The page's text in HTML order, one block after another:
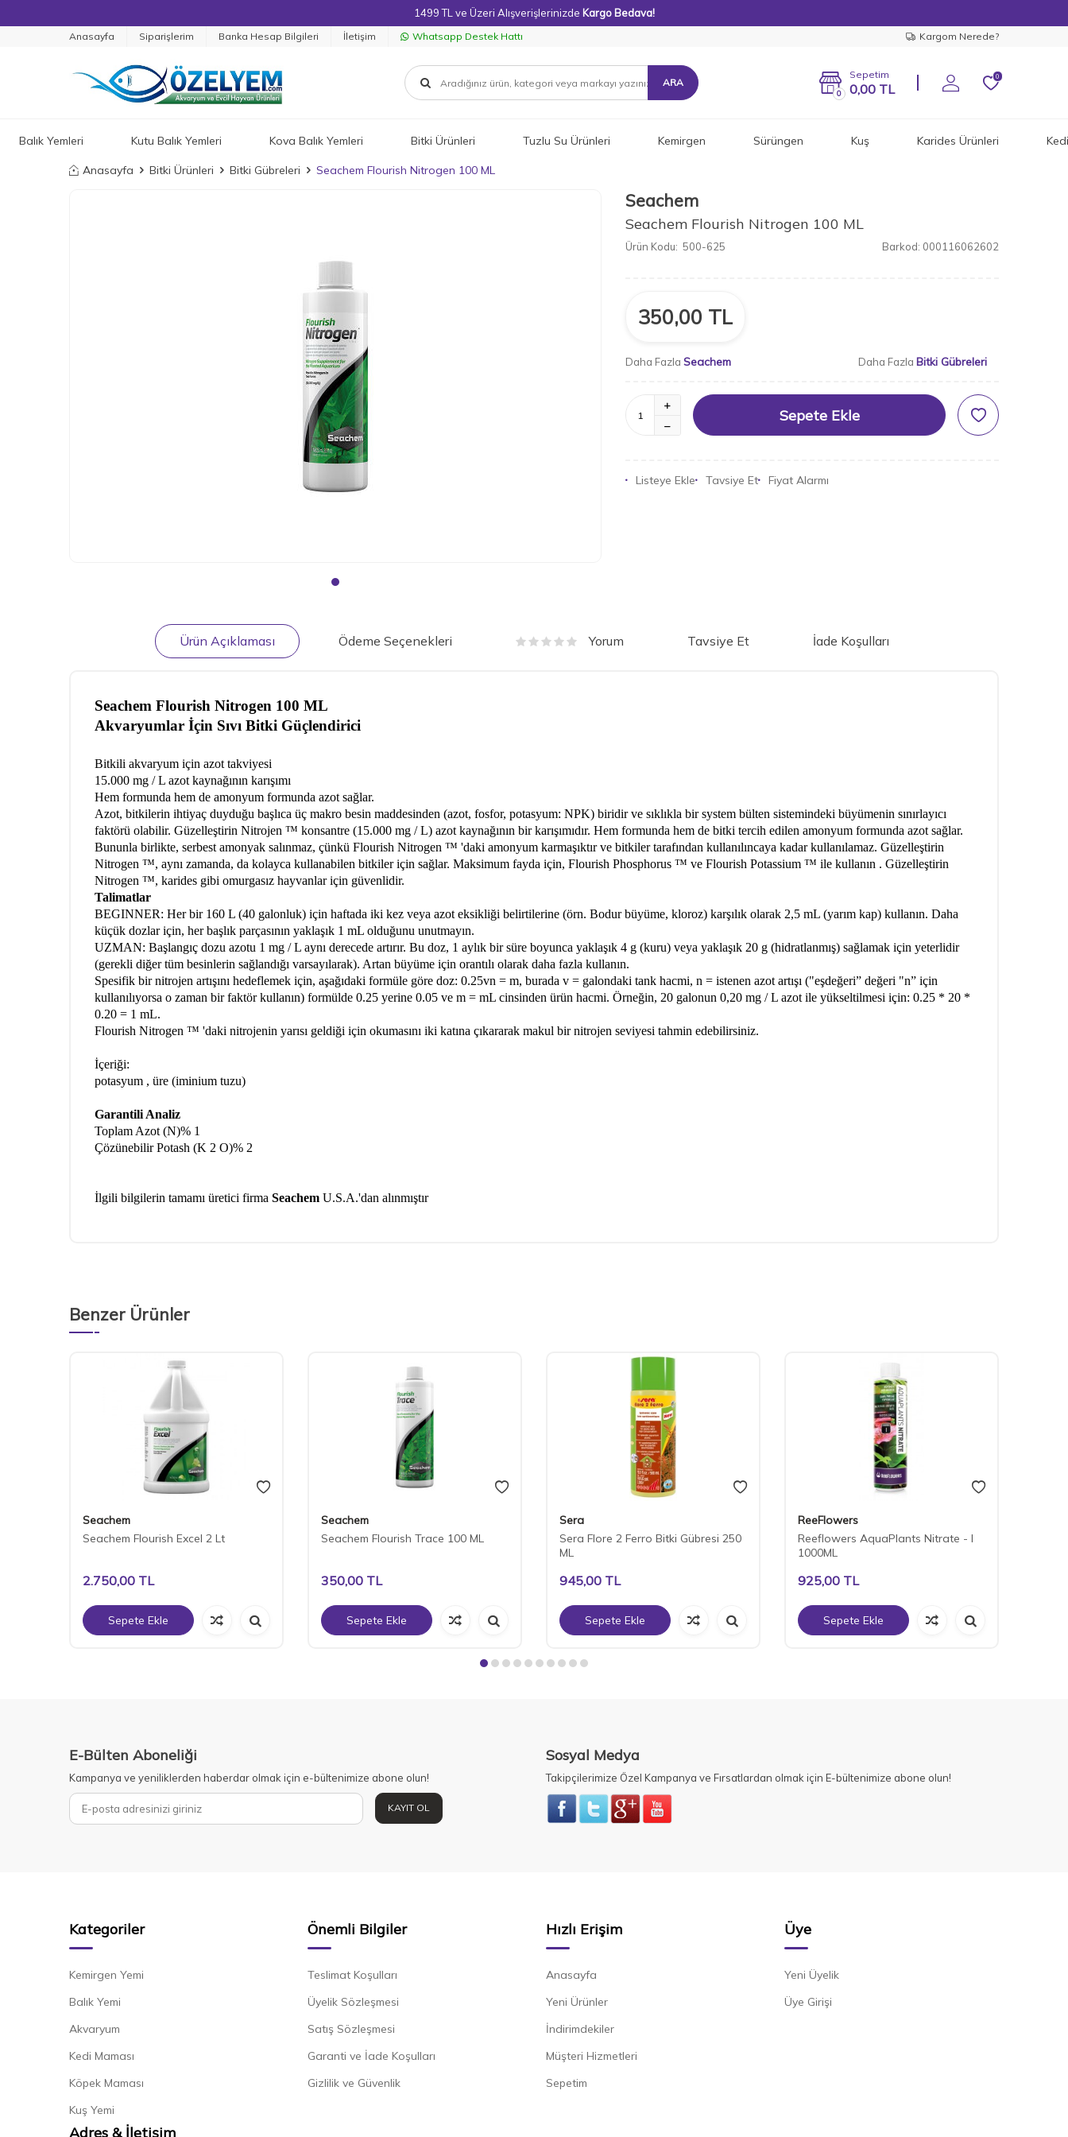
1499 TL ve Üzeri Alışverişlerinizde Kargo Bedava!
Anasayfa Siparişlerim Banka Hesap Bilgileri İletişim Whatsapp Destek Hattı Kargom Nerede?
ARA
0
Sepetim
0,00 TL
0
Balık Yemleri Kutu Balık Yemleri Kova Balık Yemleri Bitki Ürünleri Tuzlu Su Ürünleri Kemirgen Sürüngen Kuş Karides Ürünleri Kedi
Anasayfa Bitki Ürünleri Bitki Gübreleri Seachem Flourish Nitrogen 100 ML
Seachem
Seachem Flourish Nitrogen 100 ML
Ürün Kodu: 500-625 Barkod: 000116062602
350,00 TL
Daha Fazla Seachem Daha Fazla Bitki Gübreleri
Sepete Ekle
Listeye Ekle Tavsiye Et Fiyat Alarmı
Ürün Açıklaması Ödeme Seçenekleri Yorum Tavsiye Et İade Koşulları
Seachem Flourish Nitrogen 100 ML
Akvaryumlar İçin Sıvı Bitki Güçlendirici
Bitkili akvaryum için azot takviyesi
15.000 mg / L azot kaynağının karışımı
Hem formunda hem de amonyum formunda azot sağlar.
Azot, bitkilerin ihtiyaç duyduğu başlıca üç makro besin maddesinden (azot, fosfor, potasyum: NPK) biridir ve sıklıkla bir system bülten sistemindeki büyümenin sınırlayıcı
faktörü olabilir. Güzelleştirin Nitrojen ™ konsantre (15.000 mg / L) azot kaynağının bir karışımıdır. Hem formunda hem de bitki tercih edilen amonyum formunda azot sağlar.
Bununla birlikte, serbest amonyak salınmaz, çünkü Flourish Nitrogen ™ 'daki amonyum karmaşıktır ve bitkiler tarafından kullanılıncaya kadar kullanılamaz. Güzelleştirin
Nitrogen ™, aynı zamanda, da kolayca kullanabilen bitkiler için sağlar. Maksimum fayda için, Flourish Phosphorus ™ ve Flourish Potassium ™ ile kullanın . Güzelleştirin
Nitrogen ™, karides gibi omurgasız hayvanlar için güvenlidir.
Talimatlar
BEGINNER: Her bir 160 L (40 galonluk) için haftada iki kez veya azot eksikliği belirtilerine (örn. Bodur büyüme, kloroz) karşılık olarak 2,5 mL (yarım kap) kullanın. Daha
küçük dozlar için, her başlık parçasının yaklaşık 1 mL olduğunu unutmayın.
UZMAN: Başlangıç ​​dozu azotu 1 mg / L aynı derecede artırır. Bu doz, 1 aylık bir süre boyunca yaklaşık 4 g (kuru) veya yaklaşık 20 g (hidratlanmış) sağlamak için yeterlidir
(gerekli diğer tüm besinlerin sağlandığı varsayılarak). Artan büyüme için orantılı olarak daha fazla kullanın.
Spesifik bir nitrojen artışını hedeflemek için, aşağıdaki formüle göre doz: 0.25vn = m, burada v = galondaki tank hacmi, n = istenen azot artışı ("eşdeğeri” değeri "n” için
kullanılıyorsa o zaman bir faktör kullanın) formülde 0.25 yerine 0.05 ve m = mL cinsinden ürün hacmi. Örneğin, 20 galonun 0,20 mg / L azot ile yükseltilmesi için: 0.25 * 20 *
0.20 = 1 mL.
Flourish Nitrogen ™ 'daki nitrojenin yarısı geldiği için okumasını iki katına çıkararak makul bir nitrojen seviyesi tahmin edebilirsiniz.
İçeriği:
potasyum , üre (iminium tuzu)
Garantili Analiz
Toplam Azot (N)% 1
Çözünebilir Potash (K 2 O)% 2
İlgili bilgilerin tamamı üretici firma Seachem U.S.A.'dan alınmıştır
Benzer Ürünler
Seachem
Seachem Flourish Excel 2 Lt
2.750,00 TL
Sepete Ekle
Seachem
Seachem Flourish Trace 100 ML
350,00 TL
Sepete Ekle
Sera
Sera Flore 2 Ferro Bitki Gübresi 250
ML
945,00 TL
Sepete Ekle
ReeFlowers
Reeflowers AquaPlants Nitrate - I
1000ML
925,00 TL
Sepete Ekle
E-Bülten Aboneliği
Kampanya ve yeniliklerden haberdar olmak için e-bültenimize abone olun!
KAYIT OL
Sosyal Medya
Takipçilerimize Özel Kampanya ve Fırsatlardan olmak için E-bültenimize abone olun!
Kategoriler
Kemirgen Yemi
Balık Yemi
Akvaryum
Kedi Maması
Köpek Maması
Kuş Yemi
Önemli Bilgiler
Teslimat Koşulları
Üyelik Sözleşmesi
Satış Sözleşmesi
Garanti ve İade Koşulları
Gizlilik ve Güvenlik
Hızlı Erişim
Anasayfa
Yeni Ürünler
İndirimdekiler
Müşteri Hizmetleri
Sepetim
Üye
Yeni Üyelik
Üye Girişi
Adres & İletişim